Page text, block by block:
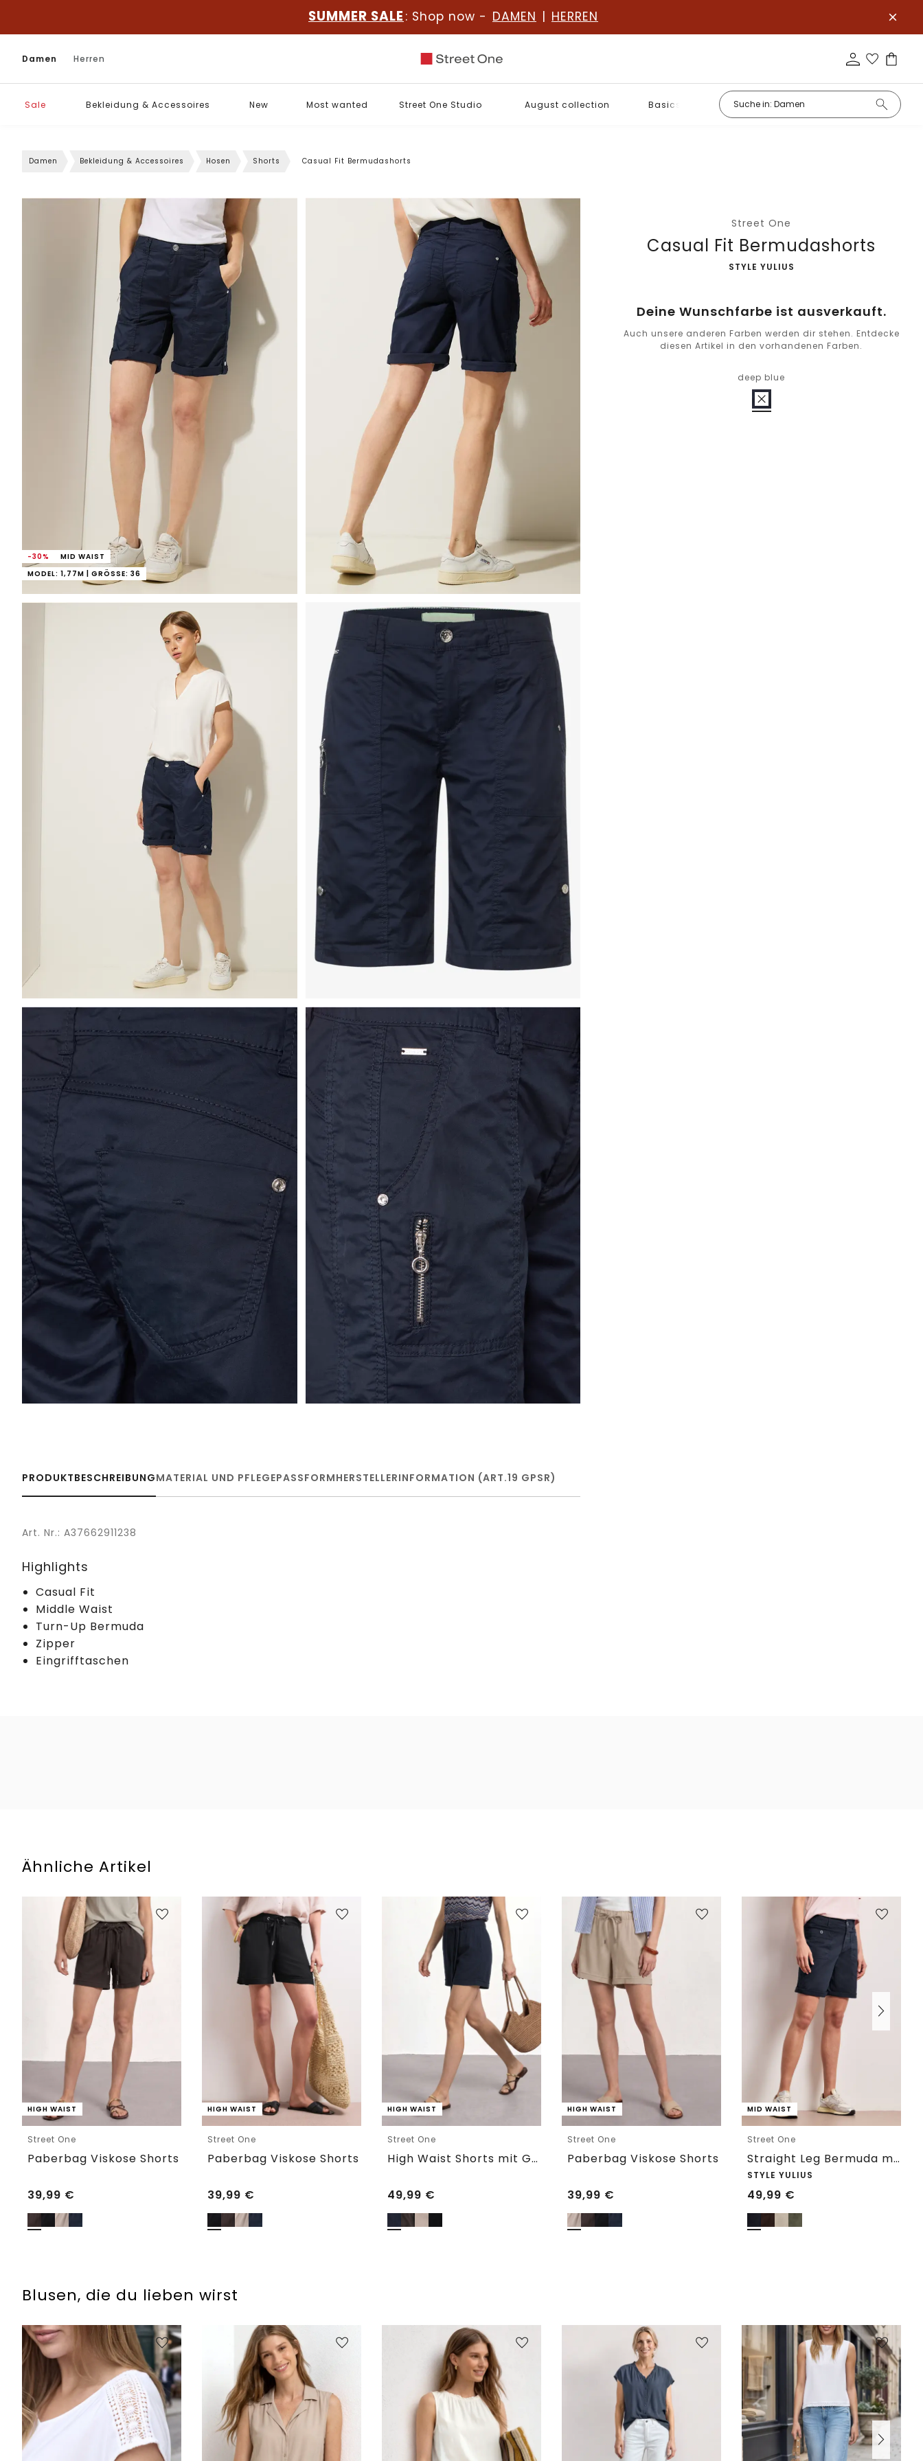
SUMMER SALE : Shop now - DAMEN | HERREN
Damen Herren
Sale Bekleidung & Accessoires New Most wanted Street One Studio August collection Basics
Damen Bekleidung & Accessoires Hosen Shorts Casual Fit Bermudashorts
-30%
MID WAIST
MODEL: 1,77M | GRÖSSE: 36
Street One
Casual Fit Bermudashorts
-
STYLE YULIUS
Deine Wunschfarbe ist ausverkauft.
Auch unsere anderen Farben werden dir stehen. Entdecke
diesen Artikel in den vorhandenen Farben.
deep blue
PRODUKTBESCHREIBUNGMATERIAL UND PFLEGEPASSFORMHERSTELLERINFORMATION (ART.19 GPSR)
Art. Nr.: A37662911238
Highlights
Casual Fit
Middle Waist
Turn-Up Bermuda
Zipper
Eingrifftaschen
Ähnliche Artikel
HIGH WAIST
Street One
Paberbag Viskose Shorts
39,99 €
HIGH WAIST
Street One
Paberbag Viskose Shorts
39,99 €
HIGH WAIST
Street One
High Waist Shorts mit Gürtel
49,99 €
HIGH WAIST
Street One
Paberbag Viskose Shorts
39,99 €
MID WAIST
Street One
Straight Leg Bermuda mit Turn-Up
STYLE YULIUS
49,99 €
Blusen, die du lieben wirst